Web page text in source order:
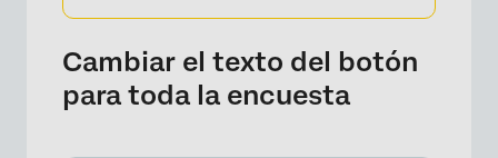
Cambiar el texto del botón
para toda la encuesta